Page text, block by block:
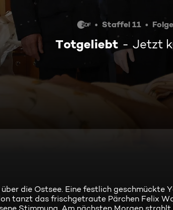
Staffel 11
Totgeliebt Jetzt
die Ostsee. Eine festlich geschmückte
tanzt das frischgetraute Pärchen Felix